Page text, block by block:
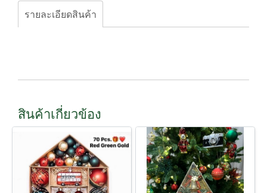
รายละเอียดสินค้า
สินค้าเกี่ยวข้อง